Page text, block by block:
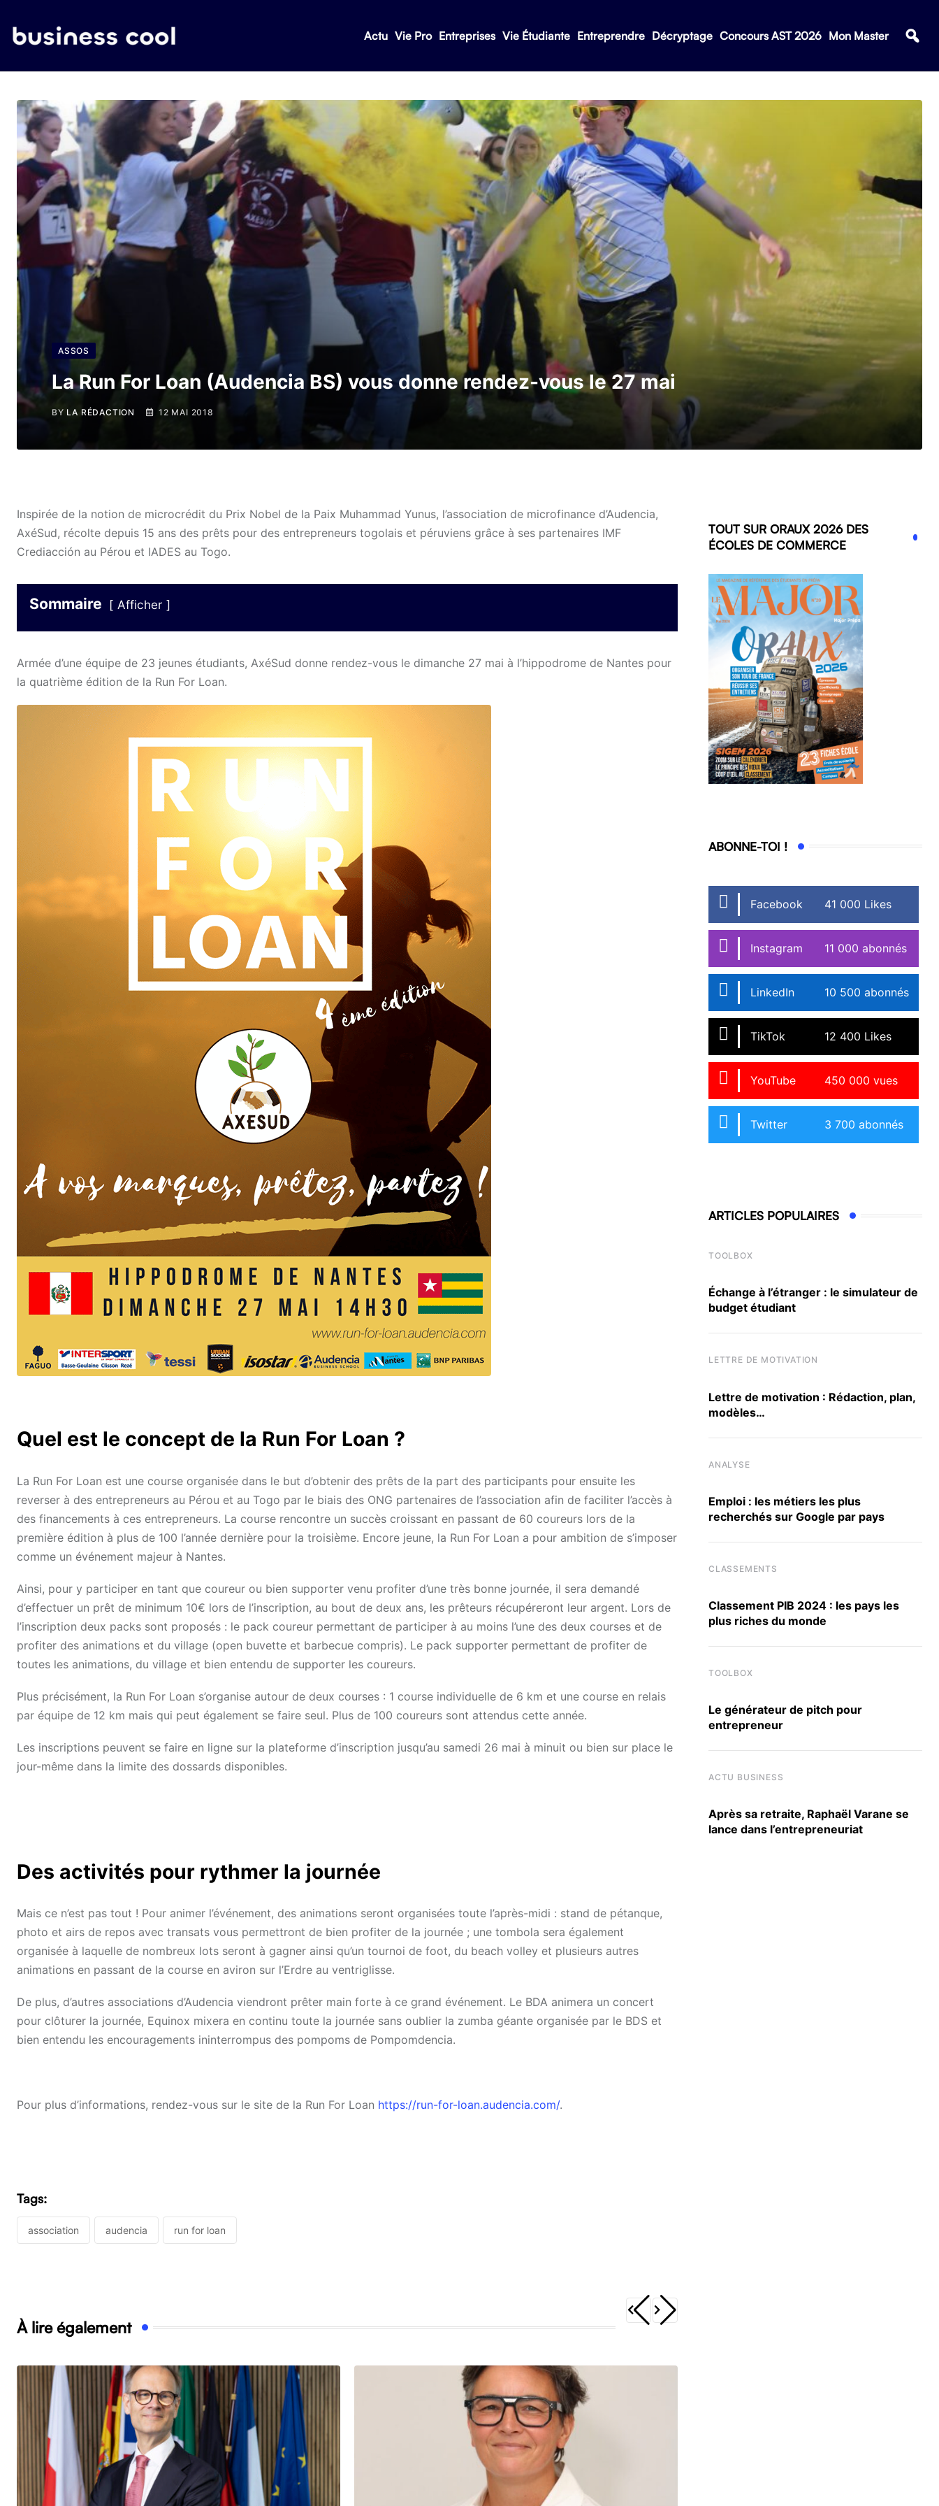
Actu Vie Pro Entreprises Vie Étudiante Entreprendre Décryptage Concours AST 2026 Mon Master
ASSOS
La Run For Loan (Audencia BS) vous donne rendez-vous le 27 mai
BY LA RÉDACTION 12 MAI 2018
Inspirée de la notion de microcrédit du Prix Nobel de la Paix Muhammad Yunus, l’association de microfinance d’Audencia,
AxéSud, récolte depuis 15 ans des prêts pour des entrepreneurs togolais et péruviens grâce à ses partenaires IMF
Crediacción au Pérou et IADES au Togo.
Sommaire Afficher
Armée d’une équipe de 23 jeunes étudiants, AxéSud donne rendez-vous le dimanche 27 mai à l’hippodrome de Nantes pour
la quatrième édition de la Run For Loan.
Quel est le concept de la Run For Loan ?
La Run For Loan est une course organisée dans le but d’obtenir des prêts de la part des participants pour ensuite les
reverser à des entrepreneurs au Pérou et au Togo par le biais des ONG partenaires de l’association afin de faciliter l’accès à
des financements à ces entrepreneurs. La course rencontre un succès croissant en passant de 60 coureurs lors de la
première édition à plus de 100 l’année dernière pour la troisième. Encore jeune, la Run For Loan a pour ambition de s’imposer
comme un événement majeur à Nantes.
Ainsi, pour y participer en tant que coureur ou bien supporter venu profiter d’une très bonne journée, il sera demandé
d’effectuer un prêt de minimum 10€ lors de l’inscription, au bout de deux ans, les prêteurs récupéreront leur argent. Lors de
l’inscription deux packs sont proposés : le pack coureur permettant de participer à au moins l’une des deux courses et de
profiter des animations et du village (open buvette et barbecue compris). Le pack supporter permettant de profiter de
toutes les animations, du village et bien entendu de supporter les coureurs.
Plus précisément, la Run For Loan s’organise autour de deux courses : 1 course individuelle de 6 km et une course en relais
par équipe de 12 km mais qui peut également se faire seul. Plus de 100 coureurs sont attendus cette année.
Les inscriptions peuvent se faire en ligne sur la plateforme d’inscription jusqu’au samedi 26 mai à minuit ou bien sur place le
jour-même dans la limite des dossards disponibles.
Des activités pour rythmer la journée
Mais ce n’est pas tout ! Pour animer l’événement, des animations seront organisées toute l’après-midi : stand de pétanque,
photo et airs de repos avec transats vous permettront de bien profiter de la journée ; une tombola sera également
organisée à laquelle de nombreux lots seront à gagner ainsi qu’un tournoi de foot, du beach volley et plusieurs autres
animations en passant de la course en aviron sur l’Erdre au ventriglisse.
De plus, d’autres associations d’Audencia viendront prêter main forte à ce grand événement. Le BDA animera un concert
pour clôturer la journée, Equinox mixera en continu toute la journée sans oublier la zumba géante organisée par le BDS et
bien entendu les encouragements ininterrompus des pompoms de Pompomdencia.
Pour plus d’informations, rendez-vous sur le site de la Run For Loan https://run-for-loan.audencia.com/.
Tags:
association audencia run for loan
À lire également
TOUT SUR ORAUX 2026 DES
ÉCOLES DE COMMERCE
ABONNE-TOI !
Facebook 41 000 Likes
Instagram 11 000 abonnés
LinkedIn 10 500 abonnés
TikTok 12 400 Likes
YouTube 450 000 vues
Twitter 3 700 abonnés
ARTICLES POPULAIRES
TOOLBOX
Échange à l’étranger : le simulateur de
budget étudiant
LETTRE DE MOTIVATION
Lettre de motivation : Rédaction, plan,
modèles…
ANALYSE
Emploi : les métiers les plus
recherchés sur Google par pays
CLASSEMENTS
Classement PIB 2024 : les pays les
plus riches du monde
TOOLBOX
Le générateur de pitch pour
entrepreneur
ACTU BUSINESS
Après sa retraite, Raphaël Varane se
lance dans l’entrepreneuriat